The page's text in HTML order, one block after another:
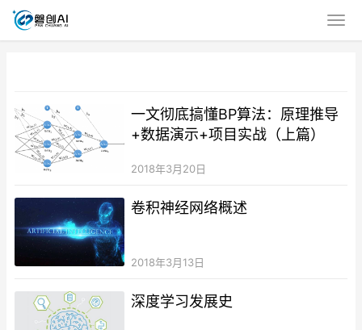
一文彻底搞懂BP算法：原理推导
+数据演示+项目实战（上篇）
2018年3月20日
卷积神经网络概述
2018年3月13日
深度学习发展史